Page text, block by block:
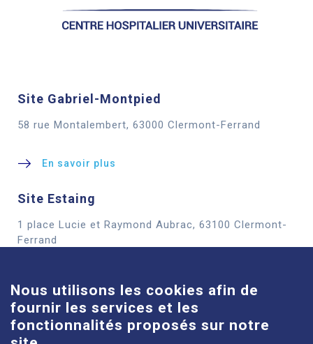
Site Gabriel-Montpied
58 rue Montalembert, 63000 Clermont-Ferrand
En savoir plus
Site Estaing
1 place Lucie et Raymond Aubrac, 63100 Clermont-
Ferrand
Site Louise-Michel
61 route de Châteaugay, 63118 Cébazat
Nous utilisons les cookies afin de
fournir les services et les
fonctionnalités proposés sur notre